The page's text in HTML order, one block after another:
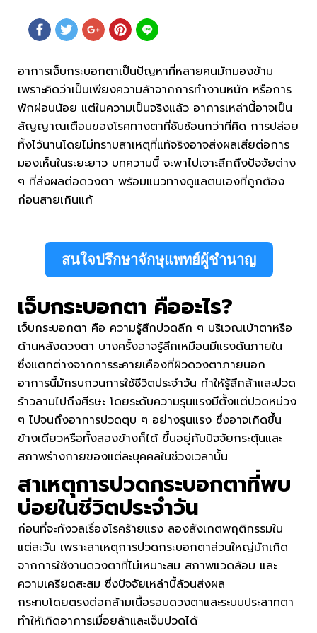
อาการเจ็บกระบอกตาเป็นปัญหาที่หลายคนมักมองข้าม
เพราะคิดว่าเป็นเพียงความล้าจากการทำงานหนัก หรือการ
พักผ่อนน้อย แต่ในความเป็นจริงแล้ว อาการเหล่านี้อาจเป็น
สัญญาณเตือนของโรคทางตาที่ซับซ้อนกว่าที่คิด การปล่อย
ทิ้งไว้นานโดยไม่ทราบสาเหตุที่แท้จริงอาจส่งผลเสียต่อการ
มองเห็นในระยะยาว บทความนี้ จะพาไปเจาะลึกถึงปัจจัยต่าง
ๆ ที่ส่งผลต่อดวงตา พร้อมแนวทางดูแลตนเองที่ถูกต้อง
ก่อนสายเกินแก้
สนใจปรึกษาจักษุแพทย์ผู้ชำนาญ
เจ็บกระบอกตา คืออะไร?
เจ็บกระบอกตา คือ ความรู้สึกปวดลึก ๆ บริเวณเบ้าตาหรือ
ด้านหลังดวงตา บางครั้งอาจรู้สึกเหมือนมีแรงดันภายใน
ซึ่งแตกต่างจากการระคายเคืองที่ผิวดวงตาภายนอก
อาการนี้มักรบกวนการใช้ชีวิตประจำวัน ทำให้รู้สึกล้าและปวด
ร้าวลามไปถึงศีรษะ โดยระดับความรุนแรงมีตั้งแต่ปวดหน่วง
ๆ ไปจนถึงอาการปวดตุบ ๆ อย่างรุนแรง ซึ่งอาจเกิดขึ้น
ข้างเดียวหรือทั้งสองข้างก็ได้ ขึ้นอยู่กับปัจจัยกระตุ้นและ
สภาพร่างกายของแต่ละบุคคลในช่วงเวลานั้น
สาเหตุการปวดกระบอกตาที่พบ
บ่อยในชีวิตประจำวัน
ก่อนที่จะกังวลเรื่องโรคร้ายแรง ลองสังเกตพฤติกรรมใน
แต่ละวัน เพราะสาเหตุการปวดกระบอกตาส่วนใหญ่มักเกิด
จากการใช้งานดวงตาที่ไม่เหมาะสม สภาพแวดล้อม และ
ความเครียดสะสม ซึ่งปัจจัยเหล่านี้ล้วนส่งผล
กระทบโดยตรงต่อกล้ามเนื้อรอบดวงตาและระบบประสาทตา
ทำให้เกิดอาการเมื่อยล้าและเจ็บปวดได้